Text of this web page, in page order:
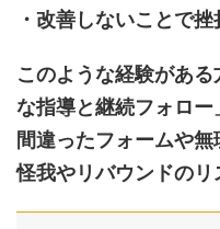
・改善しないことで
このような経験があ
な指導と継続フォロー
間違ったフォームや無
怪我やリバウンドのリ